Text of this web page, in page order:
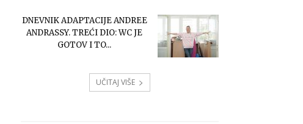
DNEVNIK ADAPTACIJE ANDREE
ANDRASSY. TREĆI DIO: WC JE
GOTOV I TO...
UČITAJ VIŠE